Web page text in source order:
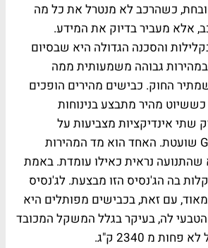
כשהרכב לא מנטרל את כל מה
אלא מעביר בדיוק את המידע.
והסכנה הגדולה היא שבסיום
גבוהה משמעותית ממה
החוק. כבישים מהירים הופכים
מהיר מתבצע בנינוחות
שתי אינדיקציות מצביעות על
שועטת. האחד הוא מד המהירות
שהתנועה נראית כאילו עומדת. באמת
בה הג'נסיס הזו מבצעת. לג'נסיס
עם זאת, בכבישים מפותלים היא
לה, בעיקר בגלל המשקל המכובד
מ 2340 ק"ג.